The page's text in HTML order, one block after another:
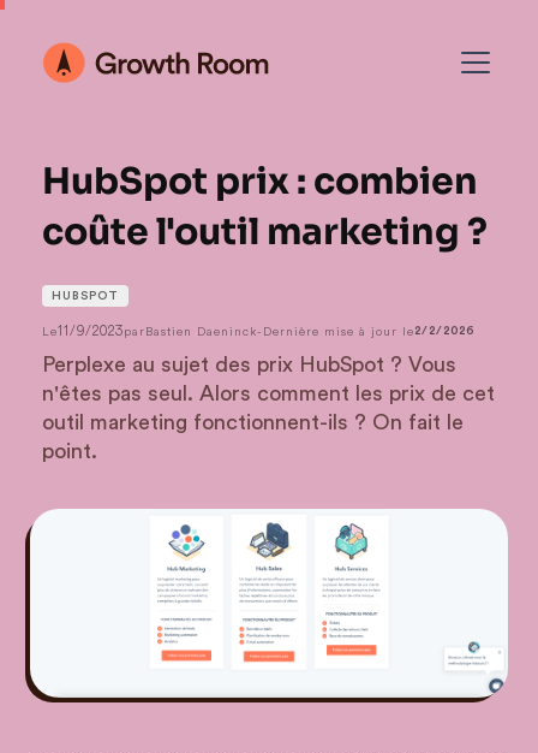
HubSpot prix : combien
coûte l'outil marketing ?
HUBSPOT
Le11/9/2023parBastien Daeninck- Dernière mise à jour le 2/2/2026
Perplexe au sujet des prix HubSpot ? Vous
n'êtes pas seul. Alors comment les prix de cet
outil marketing fonctionnent-ils ? On fait le
point.